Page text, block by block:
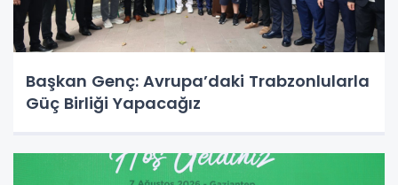
Başkan Genç: Avrupa’daki Trabzonlularla
Güç Birliği Yapacağız